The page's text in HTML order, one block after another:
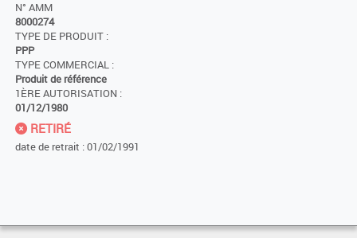
N° AMM
8000274
TYPE DE PRODUIT :
PPP
TYPE COMMERCIAL :
Produit de référence
1ÈRE AUTORISATION :
01/12/1980
RETIRÉ
date de retrait : 01/02/1991